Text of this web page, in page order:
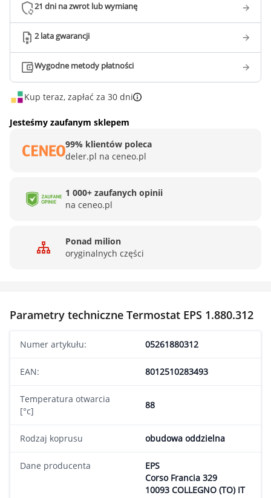
21 dni na zwrot lub wymianę
2 lata gwarancji
Wygodne metody płatności
Kup teraz, zapłać za 30 dni
Jesteśmy zaufanym sklepem
99% klientów poleca
deler.pl na ceneo.pl
1 000+ zaufanych opinii
na ceneo.pl
Ponad milion
oryginalnych części
Parametry techniczne Termostat EPS 1.880.312
Numer artykułu: 05261880312
EAN: 8012510283493
Temperatura otwarcia
[°c]
88
Rodzaj koprusu obudowa oddzielna
Dane producenta
EPS
Corso Francia 329
10093 COLLEGNO (TO) IT